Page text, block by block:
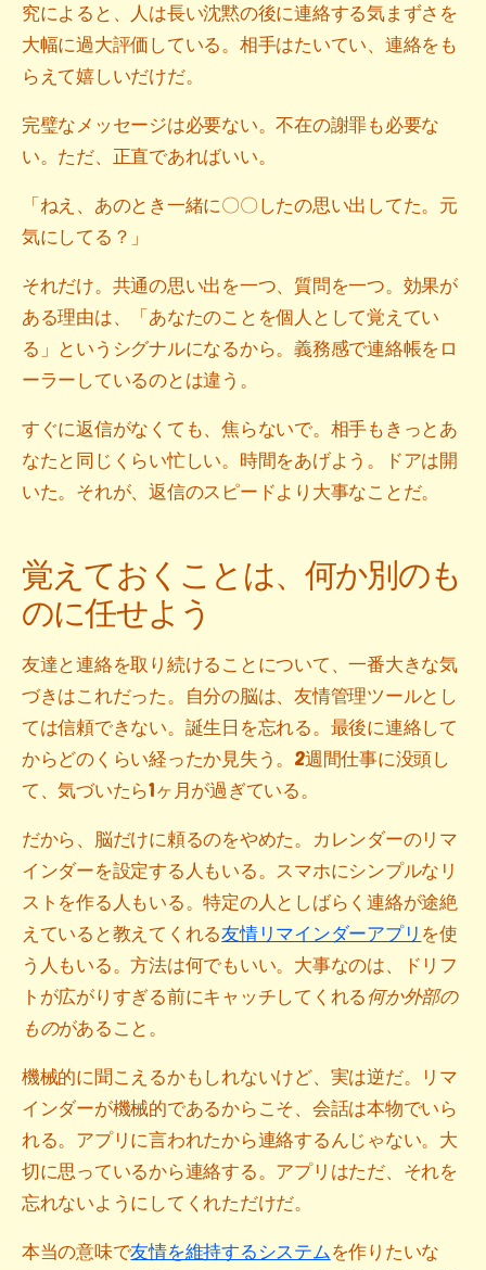
究によると、人は長い沈黙の後に連絡する気まずさを
大幅に過大評価している。相手はたいてい、連絡をも
らえて嬉しいだけだ。
完璧なメッセージは必要ない。不在の謝罪も必要な
い。ただ、正直であればいい。
「ねえ、あのとき一緒に〇〇したの思い出してた。元
気にしてる？」
それだけ。共通の思い出を一つ、質問を一つ。効果が
ある理由は、「あなたのことを個人として覚えてい
る」というシグナルになるから。義務感で連絡帳をロ
ーラーしているのとは違う。
すぐに返信がなくても、焦らないで。相手もきっとあ
なたと同じくらい忙しい。時間をあげよう。ドアは開
いた。それが、返信のスピードより大事なことだ。
覚えておくことは、何か別のも
のに任せよう
友達と連絡を取り続けることについて、一番大きな気
づきはこれだった。自分の脳は、友情管理ツールとし
ては信頼できない。誕生日を忘れる。最後に連絡して
からどのくらい経ったか見失う。2週間仕事に没頭し
て、気づいたら1ヶ月が過ぎている。
だから、脳だけに頼るのをやめた。カレンダーのリマ
インダーを設定する人もいる。スマホにシンプルなリ
ストを作る人もいる。特定の人としばらく連絡が途絶
えていると教えてくれる友情リマインダーアプリ を使
う人もいる。方法は何でもいい。大事なのは、ドリフ
トが広がりすぎる前にキャッチしてくれる 何か外部の
ものがあること。
機械的に聞こえるかもしれないけど、実は逆だ。リマ
インダーが機械的であるからこそ、会話は本物でいら
れる。アプリに言われたから連絡するんじゃない。大
切に思っているから連絡する。アプリはただ、それを
忘れないようにしてくれただけだ。
本当の意味で友情を維持するシステム を作りたいな